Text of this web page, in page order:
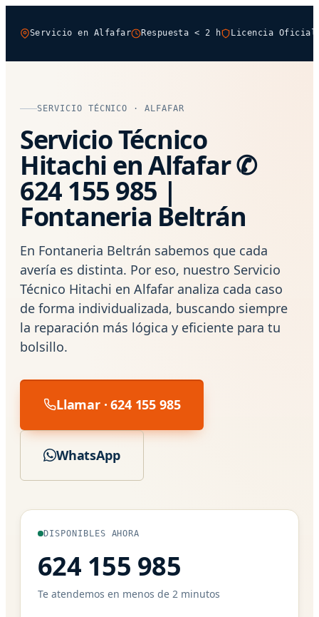
Servicio en Alfafar Respuesta < 2 h Licencia Oficial
SERVICIO TÉCNICO · ALFAFAR
Servicio Técnico
Hitachi en Alfafar ✆
624 155 985 |
Fontaneria Beltrán
En Fontaneria Beltrán sabemos que cada
avería es distinta. Por eso, nuestro Servicio
Técnico Hitachi en Alfafar analiza cada caso
de forma individualizada, buscando siempre
la reparación más lógica y eficiente para tu
bolsillo.
Llamar · 624 155 985
WhatsApp
DISPONIBLES AHORA
624 155 985
Te atendemos en menos de 2 minutos